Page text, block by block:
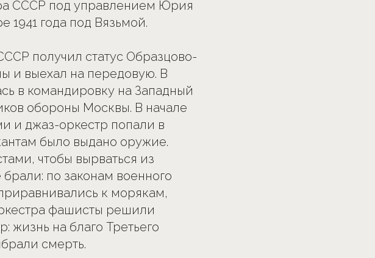
СССР под управлением Юрия
1941 года под Вязьмой.
получил статус Образцово-
и выехал на передовую. В
в командировку на Западный
обороны Москвы. В начале
и джаз-оркестр попали в
было выдано оружие.
чтобы вырваться из
по законам военного
к морякам,
фашисты решили
жизнь на благо Третьего
смерть.